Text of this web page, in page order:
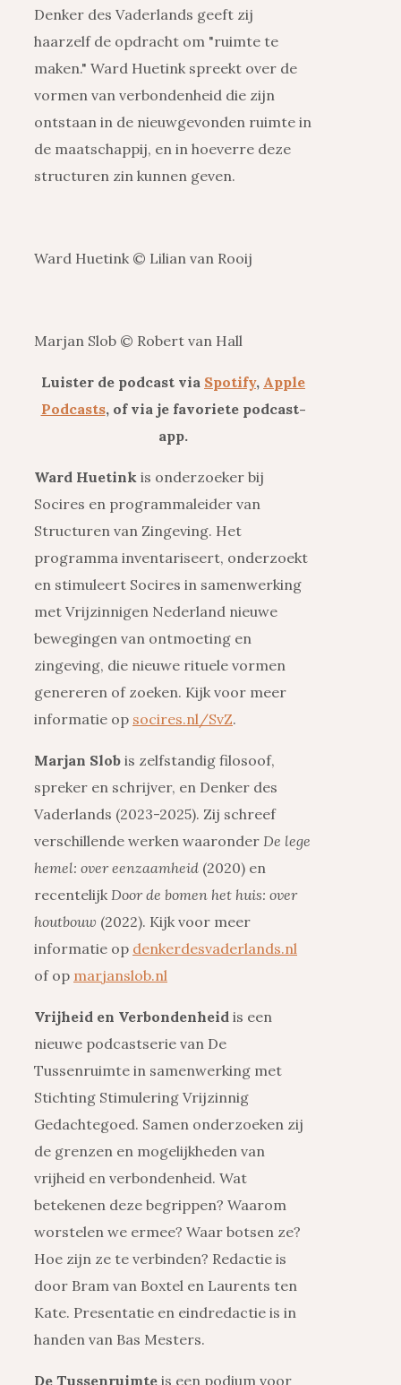
Denker des Vaderlands geeft zij
haarzelf de opdracht om "ruimte te
maken." Ward Huetink spreekt over de
vormen van verbondenheid die zijn
ontstaan in de nieuwgevonden ruimte in
de maatschappij, en in hoeverre deze
structuren zin kunnen geven.
Ward Huetink © Lilian van Rooij
Marjan Slob © Robert van Hall
Luister de podcast via Spotify, Apple
Podcasts, of via je favoriete podcast-
app.
Ward Huetink is onderzoeker bij
Socires en programmaleider van
Structuren van Zingeving. Het
programma inventariseert, onderzoekt
en stimuleert Socires in samenwerking
met Vrijzinnigen Nederland nieuwe
bewegingen van ontmoeting en
zingeving, die nieuwe rituele vormen
genereren of zoeken. Kijk voor meer
informatie op socires.nl/SvZ.
Marjan Slob is zelfstandig filosoof,
spreker en schrijver, en Denker des
Vaderlands (2023-2025). Zij schreef
verschillende werken waaronder De lege
hemel: over eenzaamheid (2020) en
recentelijk Door de bomen het huis: over
houtbouw (2022). Kijk voor meer
informatie op denkerdesvaderlands.nl
of op marjanslob.nl
Vrijheid en Verbondenheid is een
nieuwe podcastserie van De
Tussenruimte in samenwerking met
Stichting Stimulering Vrijzinnig
Gedachtegoed. Samen onderzoeken zij
de grenzen en mogelijkheden van
vrijheid en verbondenheid. Wat
betekenen deze begrippen? Waarom
worstelen we ermee? Waar botsen ze?
Hoe zijn ze te verbinden? Redactie is
door Bram van Boxtel en Laurents ten
Kate. Presentatie en eindredactie is in
handen van Bas Mesters.
De Tussenruimte is een podium voor